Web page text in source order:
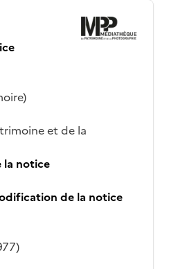
et de la
la notice
de la notice